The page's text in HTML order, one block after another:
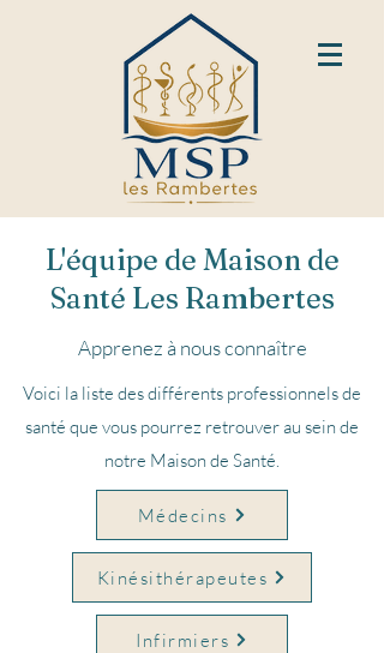
L'équipe de Maison de
Santé Les Rambertes
Apprenez à nous connaître
Voici la liste des différents professionnels de
santé que vous pourrez retrouver au sein de
notre Maison de Santé.
Médecins
Kinésithérapeutes
Infirmiers